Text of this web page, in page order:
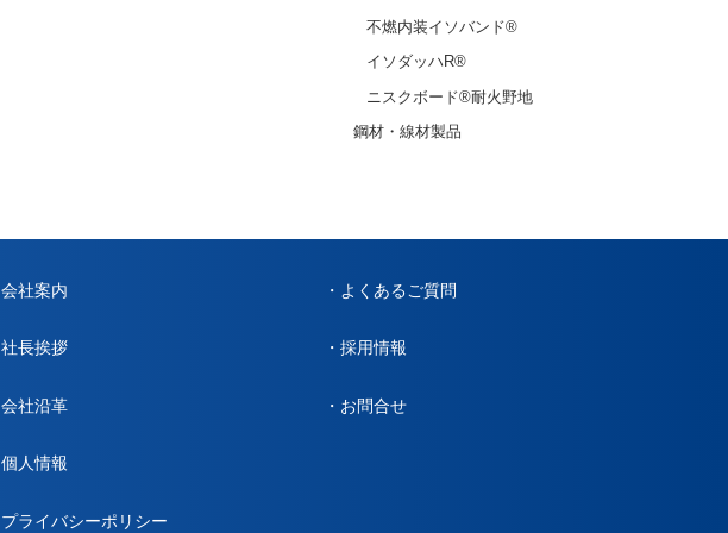
不燃内装イソバンド®
イソダッハR®
ニスクボード®耐火野地
鋼材・線材製品
会社案内
社長挨拶
会社沿革
個人情報
プライバシーポリシー
よくあるご質問
採用情報
お問合せ